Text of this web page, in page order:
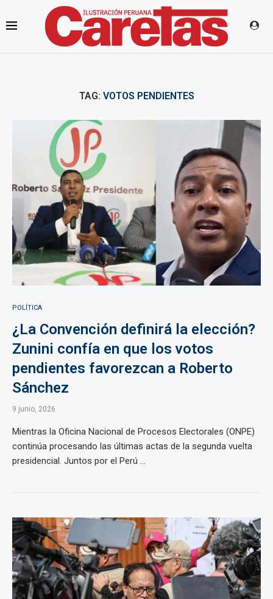
TAG: VOTOS PENDIENTES
POLÍTICA
¿La Convención definirá la elección?
Zunini confía en que los votos
pendientes favorezcan a Roberto
Sánchez
9 junio, 2026
Mientras la Oficina Nacional de Procesos Electorales (ONPE)
continúa procesando las últimas actas de la segunda vuelta
presidencial. Juntos por el Perú ...